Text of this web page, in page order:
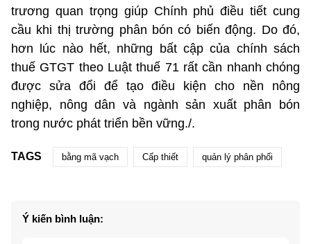
trương quan trọng giúp Chính phủ điều tiết cung
cầu khi thị trường phân bón có biến động. Do đó,
hơn lúc nào hết, những bất cập của chính sách
thuế GTGT theo Luật thuế 71 rất cần nhanh chóng
được sửa đổi để tạo điều kiện cho nền nông
nghiệp, nông dân và ngành sản xuất phân bón
trong nước phát triển bền vững./.
TAGS bằng mã vạch Cấp thiết quản lý phân phối
Ý kiến bình luận: